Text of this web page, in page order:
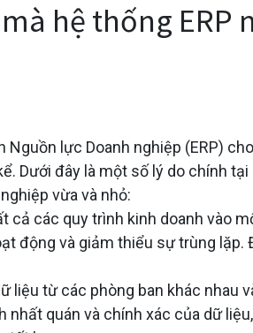
hệ thống ERP
lực Doanh nghiệp (ERP)
Dưới đây là một số lý do chính tại
vừa và nhỏ:
cả các quy trình kinh doanh vào
động và giảm thiểu sự trùng lặp.
liệu từ các phòng ban khác nhau
quán và chính xác của dữ